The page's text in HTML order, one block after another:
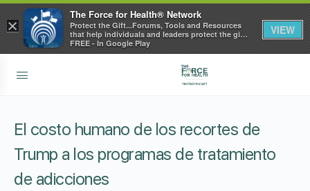
El costo humano de los recortes de
Trump a los programas de tratamiento
de adicciones
×
The Force for Health® Network
Protect the Gift...Forums, Tools and Resources
that help individuals and leaders protect the gift
of health
FREE - In Google Play
VIEW